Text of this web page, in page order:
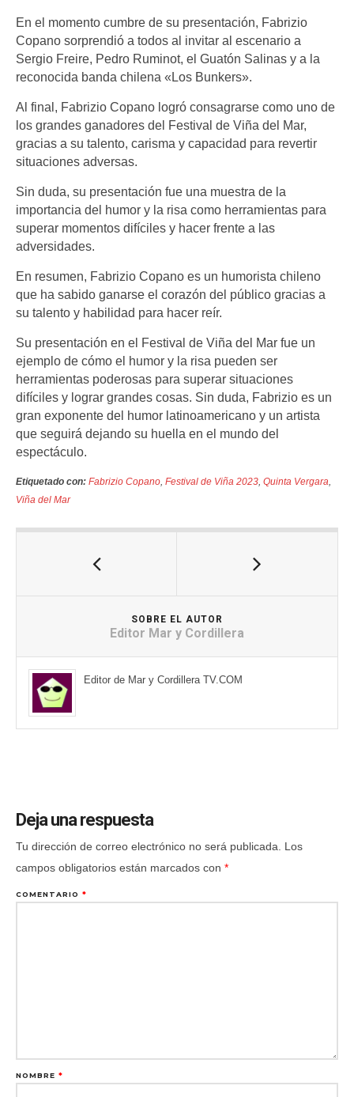
En el momento cumbre de su presentación, Fabrizio
Copano sorprendió a todos al invitar al escenario a
Sergio Freire, Pedro Ruminot, el Guatón Salinas y a la
reconocida banda chilena «Los Bunkers».
Al final, Fabrizio Copano logró consagrarse como uno de
los grandes ganadores del Festival de Viña del Mar,
gracias a su talento, carisma y capacidad para revertir
situaciones adversas.
Sin duda, su presentación fue una muestra de la
importancia del humor y la risa como herramientas para
superar momentos difíciles y hacer frente a las
adversidades.
En resumen, Fabrizio Copano es un humorista chileno
que ha sabido ganarse el corazón del público gracias a
su talento y habilidad para hacer reír.
Su presentación en el Festival de Viña del Mar fue un
ejemplo de cómo el humor y la risa pueden ser
herramientas poderosas para superar situaciones
difíciles y lograr grandes cosas. Sin duda, Fabrizio es un
gran exponente del humor latinoamericano y un artista
que seguirá dejando su huella en el mundo del
espectáculo.
Etiquetado con: Fabrizio Copano Festival de Viña 2023 Quinta Vergara
Viña del Mar
SOBRE EL AUTOR
Editor Mar y Cordillera
Editor de Mar y Cordillera TV.COM
Deja una respuesta
Tu dirección de correo electrónico no será publicada.
Los
campos obligatorios están marcados con *
COMENTARIO *
NOMBRE *